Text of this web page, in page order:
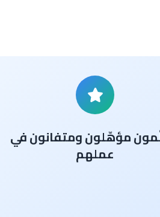
مؤهّلون ومتفانون في
عملهم